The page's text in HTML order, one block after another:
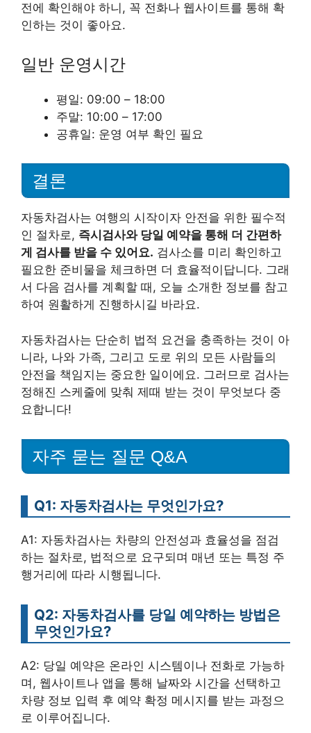
전에 확인해야 하니, 꼭 전화나 웹사이트를 통해 확
인하는 것이 좋아요.
일반 운영시간
평일: 09:00 – 18:00
주말: 10:00 – 17:00
공휴일: 운영 여부 확인 필요
결론
자동차검사는 여행의 시작이자 안전을 위한 필수적
인 절차로, 즉시검사와 당일 예약을 통해 더 간편하
게 검사를 받을 수 있어요. 검사소를 미리 확인하고
필요한 준비물을 체크하면 더 효율적이답니다. 그래
서 다음 검사를 계획할 때, 오늘 소개한 정보를 참고
하여 원활하게 진행하시길 바라요.
자동차검사는 단순히 법적 요건을 충족하는 것이 아
니라, 나와 가족, 그리고 도로 위의 모든 사람들의
안전을 책임지는 중요한 일이에요. 그러므로 검사는
정해진 스케줄에 맞춰 제때 받는 것이 무엇보다 중
요합니다!
자주 묻는 질문 Q&A
Q1: 자동차검사는 무엇인가요?
A1: 자동차검사는 차량의 안전성과 효율성을 점검
하는 절차로, 법적으로 요구되며 매년 또는 특정 주
행거리에 따라 시행됩니다.
Q2: 자동차검사를 당일 예약하는 방법은
무엇인가요?
A2: 당일 예약은 온라인 시스템이나 전화로 가능하
며, 웹사이트나 앱을 통해 날짜와 시간을 선택하고
차량 정보 입력 후 예약 확정 메시지를 받는 과정으
로 이루어집니다.